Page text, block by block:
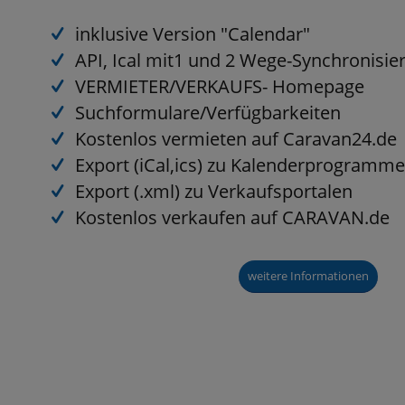
inklusive Version "Calendar"
API, Ical mit1 und 2 Wege-
VERMIETER/VERKAUFS- Homepage
Suchformulare/Verfügbarkeiten
Kostenlos vermieten auf Caravan24.de
Export (iCal,ics) zu
Export (.xml) zu Verkaufsportalen
Kostenlos verkaufen auf CARAVAN.de
weitere Informationen